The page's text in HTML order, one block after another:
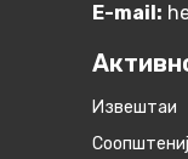
E-mail:
Извештаи